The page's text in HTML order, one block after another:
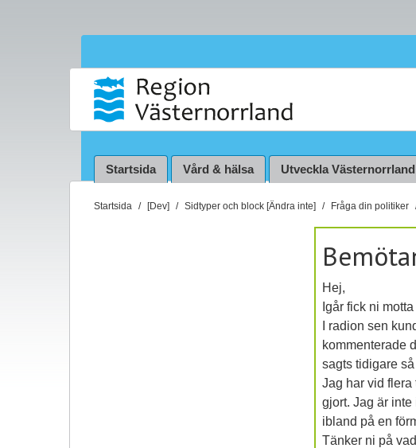
Startsida Vård & hälsa Utveckla Västernorrland
D
Startsida [Dev] Sidtyper och block [Ändra inte] Fråga din politiker
Hej,
Igår fick ni
I radion sen
kommenterade
sagts tidigare
Jag har vid
gjort. Jag är
ibland på en
Tänker ni på